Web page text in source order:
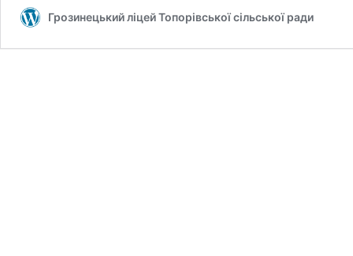
Грозинецький ліцей Топорівської сільської ради